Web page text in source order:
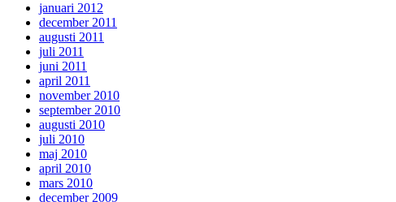
januari 2012
december 2011
augusti 2011
juli 2011
juni 2011
april 2011
november 2010
september 2010
augusti 2010
juli 2010
maj 2010
april 2010
mars 2010
december 2009